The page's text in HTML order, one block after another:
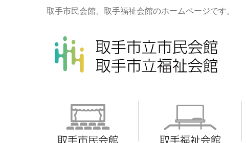
取手市民会館、取手福祉会館のホームページです。